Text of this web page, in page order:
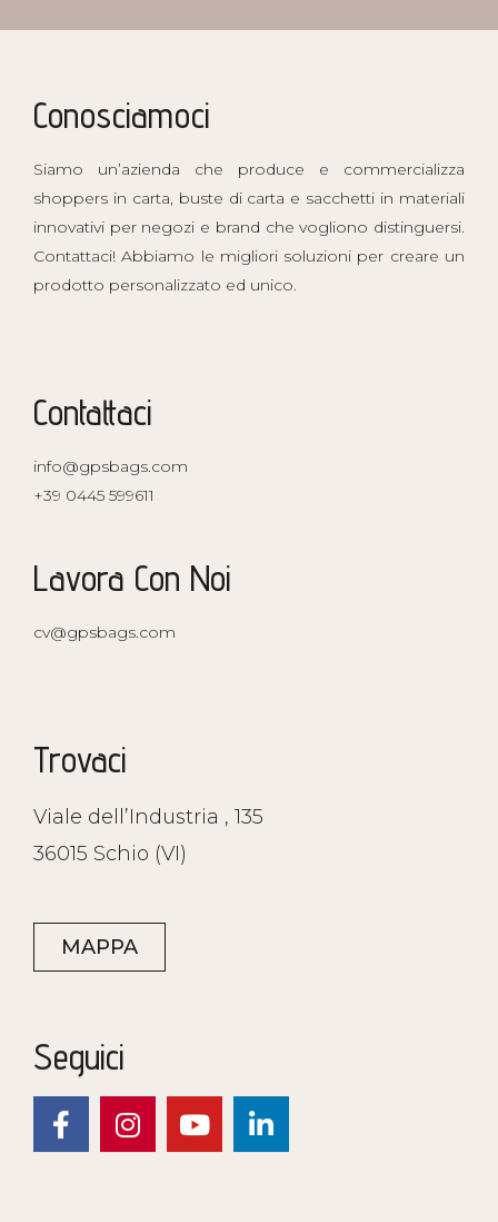
Conosciamoci
Siamo un’azienda che produce e commercializza
shoppers in carta, buste di carta e sacchetti in materiali
innovativi per negozi e brand che vogliono distinguersi.
Contattaci! Abbiamo le migliori soluzioni per creare un
prodotto personalizzato ed unico.
Contattaci
info@gpsbags.com
+39 0445 599611
Lavora Con Noi
cv@gpsbags.com
Trovaci
Viale dell’Industria , 135
36015 Schio (VI)
MAPPA
Seguici